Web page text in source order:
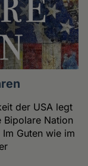
der USA legt
Bipolare Nation
Guten wie im